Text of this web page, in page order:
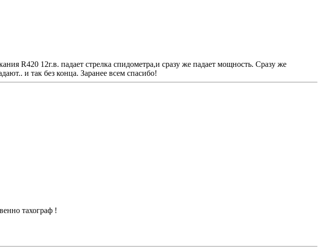
R420 12г.в. падает стрелка спидометра,и сразу же падает мощность. Сразу же
и так без конца. Заранее всем спасибо!
тахограф !